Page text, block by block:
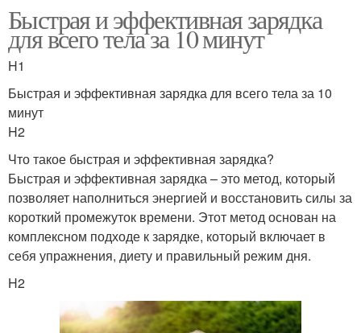
Быстрая и эффективная зарядка
для всего тела за 10 минут
H1
Быстрая и эффективная зарядка для всего тела за 10
минут
H2
Что такое быстрая и эффективная зарядка?
Быстрая и эффективная зарядка – это метод, который
позволяет наполниться энергией и восстановить силы за
короткий промежуток времени. Этот метод основан на
комплексном подходе к зарядке, который включает в
себя упражнения, диету и правильный режим дня.
H2